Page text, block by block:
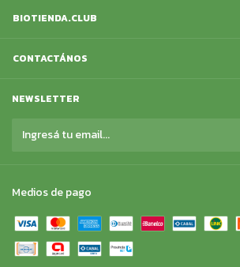
BIOTIENDA.CLUB
CONTACTÁNOS
NEWSLETTER
Medios de pago